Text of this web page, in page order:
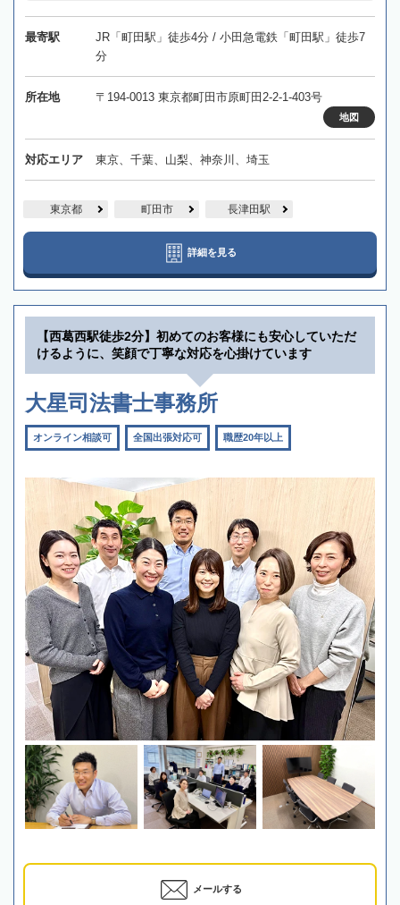
最寄駅
JR「町田駅」徒歩4分 / 小田急電鉄「町田駅」徒歩7
分
所在地 〒194-0013 東京都町田市原町田2-2-1-403号
地図
対応エリア 東京、千葉、山梨、神奈川、埼玉
東京都 町田市 長津田駅
詳細を見る
【西葛西駅徒歩2分】初めてのお客様にも安心していただ
けるように、笑顔で丁寧な対応を心掛けています
大星司法書士事務所
オンライン相談可 全国出張対応可 職歴20年以上
メールする